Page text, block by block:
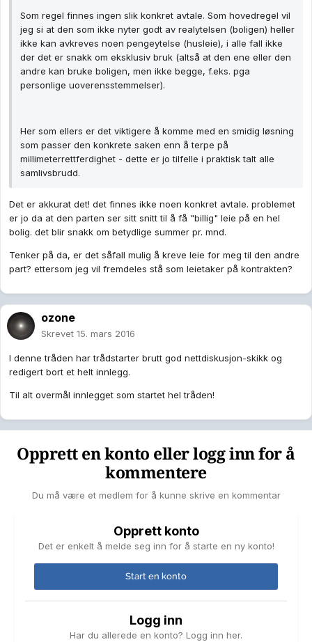
Som regel finnes ingen slik konkret avtale. Som hovedregel vil
jeg si at den som ikke nyter godt av realytelsen (boligen) heller
ikke kan avkreves noen pengeytelse (husleie), i alle fall ikke
der det er snakk om eksklusiv bruk (altså at den ene eller den
andre kan bruke boligen, men ikke begge, f.eks. pga
personlige uoverensstemmelser).
Her som ellers er det viktigere å komme med en smidig løsning
som passer den konkrete saken enn å terpe på
millimeterrettferdighet - dette er jo tilfelle i praktisk talt alle
samlivsbrudd.
Det er akkurat det! det finnes ikke noen konkret avtale. problemet
er jo da at den parten ser sitt snitt til å få "billig" leie på en hel
bolig. det blir snakk om betydlige summer pr. mnd.
Tenker på da, er det såfall mulig å kreve leie for meg til den andre
part? ettersom jeg vil fremdeles stå som leietaker på kontrakten?
ozone
Skrevet 15. mars 2016
I denne tråden har trådstarter brutt god nettdiskusjon-skikk og
redigert bort et helt innlegg.
Til alt overmål innlegget som startet hel tråden!
Opprett en konto eller logg inn for å
kommentere
Du må være et medlem for å kunne skrive en kommentar
Opprett konto
Det er enkelt å melde seg inn for å starte en ny konto!
Start en konto
Logg inn
Har du allerede en konto? Logg inn her.